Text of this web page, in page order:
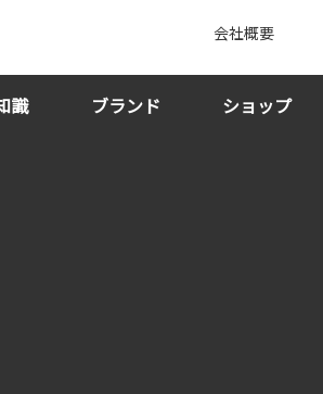
会社概要
識 ブランド ショップ